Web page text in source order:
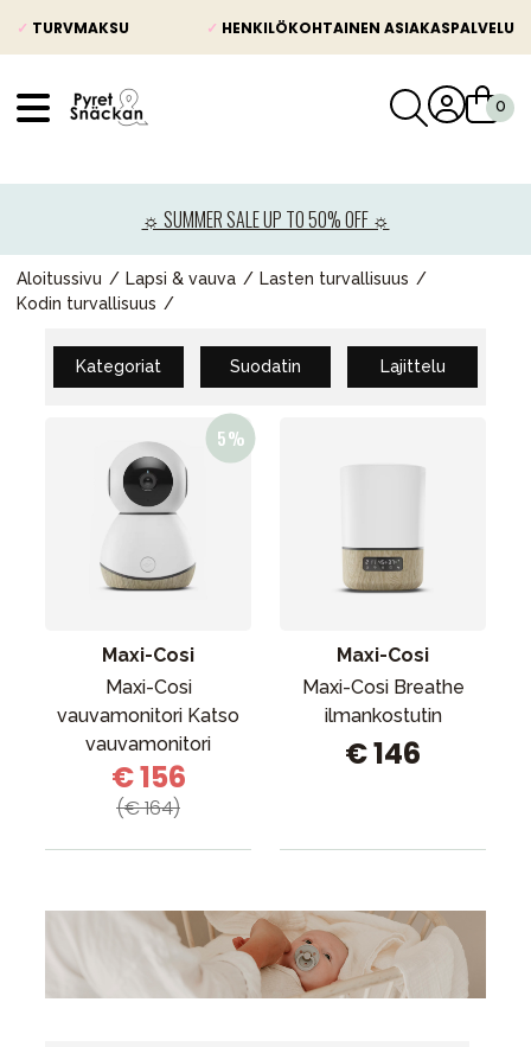
✓ TURVMAKSU ✓ HENKILÖKOHTAINEN ASIAKASPALVELU
☼ SUMMER SALE UP TO 50% OFF ☼
Aloitussivu Lapsi & vauva
Lasten turvallisuus
Kodin turvallisuus
Kategoriat Suodatin Lajittelu
Maxi-Cosi
Maxi-Cosi
vauvamonitori Katso
vauvamonitori
€ 156
(€ 164)
Maxi-Cosi
Maxi-Cosi Breathe
ilmankostutin
€ 146
Lastenvaunut
Lasten turvaistuimet
Lapsi & vauva
Lelut ja pelit
Äiti & Isä
Huonekalut & vuodevaatteet
Lahjavinkkejä
Suosikit
Tavaramerkit
Ota meihin yhteyttä osoitteessa
Myymälämme